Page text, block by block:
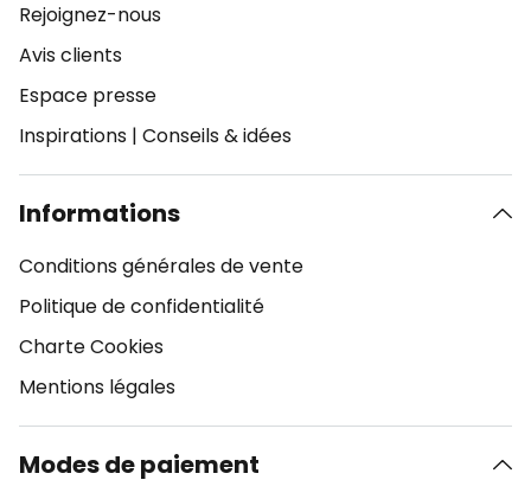
Rejoignez-nous
Avis clients
Espace presse
Inspirations | Conseils & idées
Informations
Conditions générales de vente
Politique de confidentialité
Charte Cookies
Mentions légales
Modes de paiement